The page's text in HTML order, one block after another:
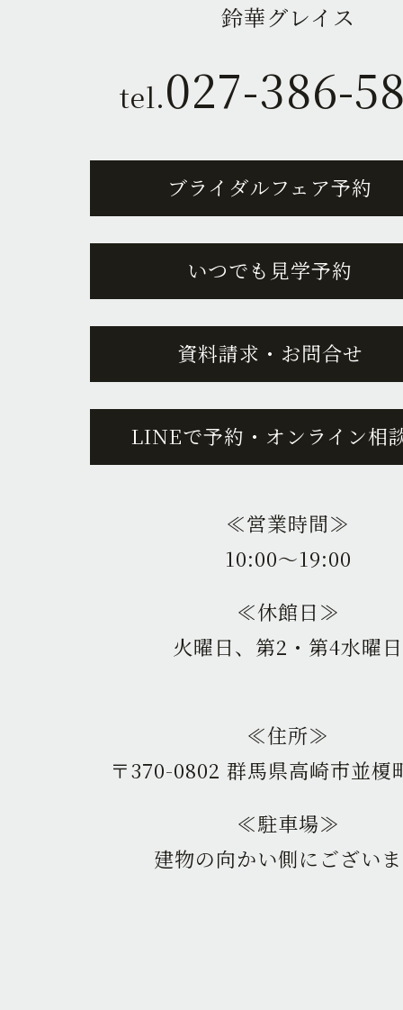
鈴華グレイス
tel.027-386-
ブライダルフェア予約
いつでも見学予約
資料請求・お問合せ
LINEで予約・オンライン相
≪営業時間≫
10:00〜19:00
≪休館日≫
火曜日、第2・第4水曜日
≪住所≫
〒370-0802 群馬県高崎市並榎
≪駐車場≫
建物の向かい側にござい